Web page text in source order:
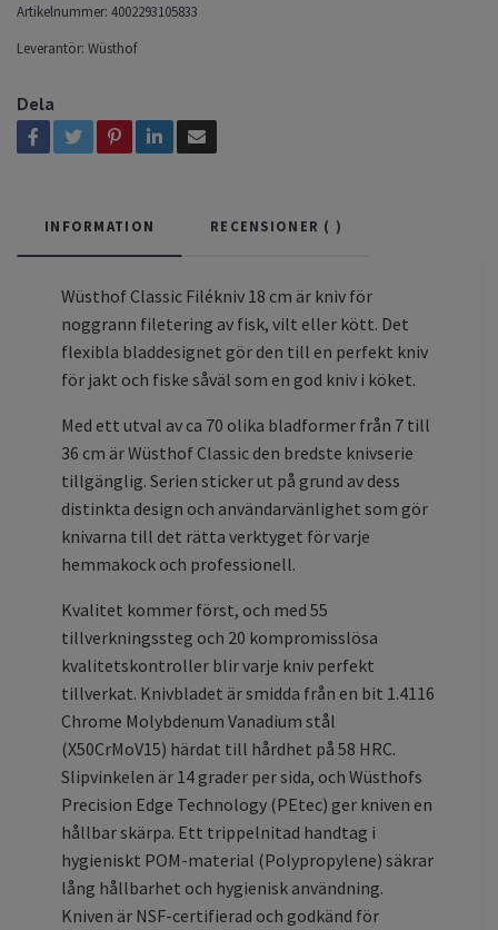
Artikelnummer: 4002293105833
Leverantör: Wüsthof
Dela
INFORMATION RECENSIONER ( )
Wüsthof Classic Filékniv 18 cm är kniv för
noggrann filetering av fisk, vilt eller kött. Det
flexibla bladdesignet gör den till en perfekt kniv
för jakt och fiske såväl som en god kniv i köket.
Med ett utval av ca 70 olika bladformer från 7 till
36 cm är Wüsthof Classic den bredste knivserie
tillgänglig. Serien sticker ut på grund av dess
distinkta design och användarvänlighet som gör
knivarna till det rätta verktyget för varje
hemmakock och professionell.
Kvalitet kommer först, och med 55
tillverkningssteg och 20 kompromisslösa
kvalitetskontroller blir varje kniv perfekt
tillverkat. Knivbladet är smidda från en bit 1.4116
Chrome Molybdenum Vanadium stål
(X50CrMoV15) härdat till hårdhet på 58 HRC.
Slipvinkelen är 14 grader per sida, och Wüsthofs
Precision Edge Technology (PEtec) ger kniven en
hållbar skärpa. Ett trippelnitad handtag i
hygieniskt POM-material (Polypropylene) säkrar
lång hållbarhet och hygienisk användning.
Kniven är NSF-certifierad och godkänd för